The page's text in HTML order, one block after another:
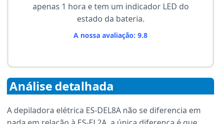
apenas 1 hora e tem um indicador LED do
estado da bateria.
A nossa avaliação: 9.8
Análise detalhada
A depiladora elétrica ES-DEL8A não se diferencia em